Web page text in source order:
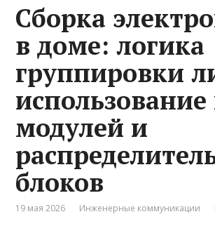
Сборка
в доме: логика
группировки
использование
модулей и
блоков
19 мая 2026 Инженерные коммуникации